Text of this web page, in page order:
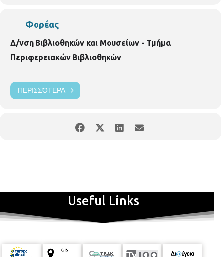
Φορέας
Δ/νση Βιβλιοθηκών και Μουσείων - Τμήμα
Περιφερειακών Βιβλιοθηκών
ΠΕΡΙΣΣΌΤΕΡΑ
Useful Links